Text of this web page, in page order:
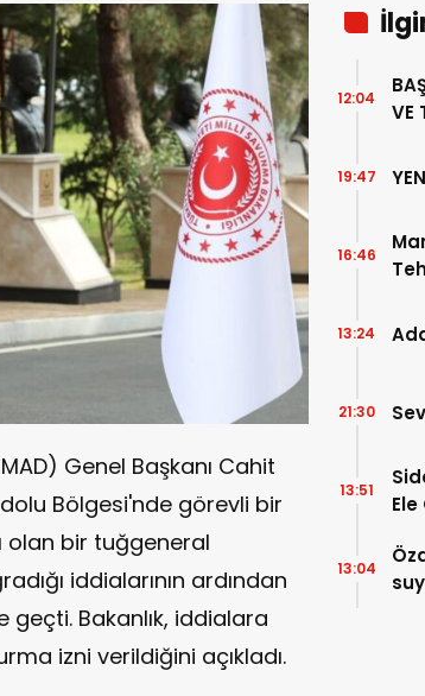
Genel Başkanı Cahit
Bölgesi'nde görevli bir
olan bir tuğgeneral
iddialarının ardından
geçti. Bakanlık, iddialara
izni verildiğini açıkladı.
VE
12:04
19:47
16:46
13:24
21:30
13:51
13:04